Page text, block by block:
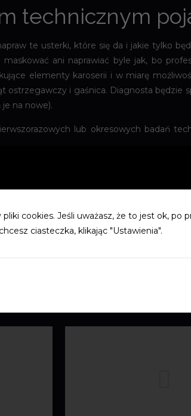
technicznym
te usterki, które się da i jakie tylko
maskować ani naprawiać byle jak, bo
elementy karoserii i w miarę
ostrzegawczy i gaśnica. Diagnosta będzie
na nowe).
lub okresowych badań
pliki cookies. Jeśli uważasz, że to jest ok, po
ciasteczka, klikając "Ustawienia".